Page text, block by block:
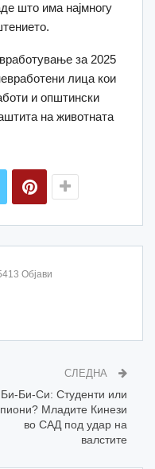
што има најмногу
за 2025
лица кои
и општински
на животната
Објави
СЛЕДНА
Би-Би-Си: Студенти или
Младите Кинези
во САД под удар на
валстите